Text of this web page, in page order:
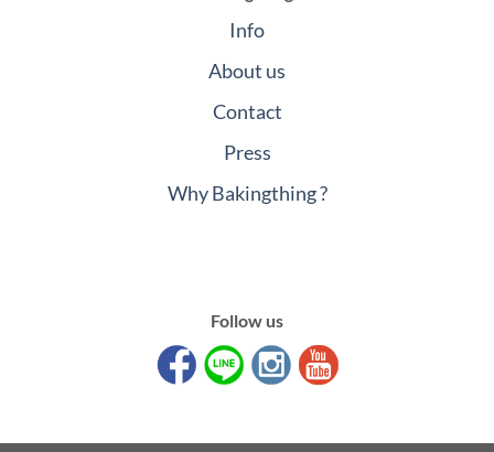
Info
About us
Contact
Press
Why Bakingthing ?
Follow us